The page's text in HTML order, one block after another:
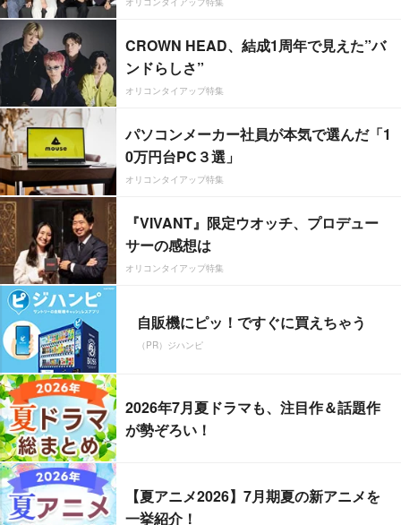
CROWN HEAD、結成1周年で見えた”バ
ンドらしさ”
オリコンタイアップ特集
パソコンメーカー社員が本気で選んだ「1
0万円台PC３選」
オリコンタイアップ特集
『VIVANT』限定ウオッチ、プロデュー
サーの感想は
オリコンタイアップ特集
自販機にピッ！ですぐに買えちゃう
（PR）ジハンピ
2026年7月夏ドラマも、注目作＆話題作
が勢ぞろい！
【夏アニメ2026】7月期夏の新アニメを
一挙紹介！